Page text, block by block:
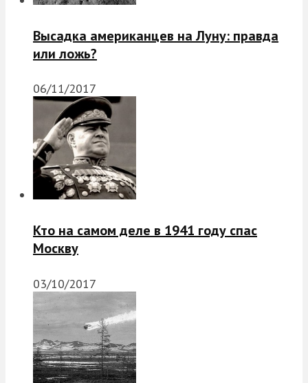
Высадка американцев на Луну: правда
или ложь?
06/11/2017
Кто на самом деле в 1941 году спас
Москву
03/10/2017